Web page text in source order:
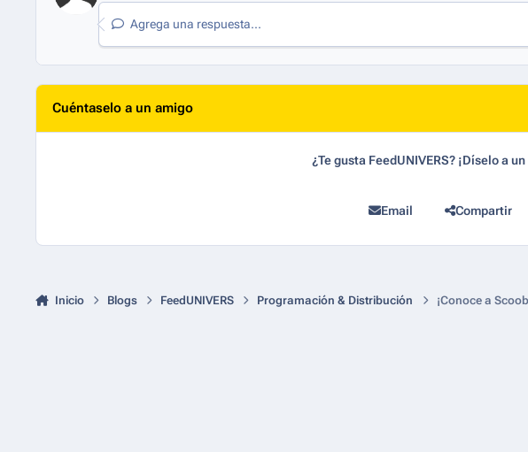
Agrega una respuesta...
Cuéntaselo a un amigo
¿Te gusta FeedUNIVERS? ¡Díselo a
Email Compartir
Inicio Blogs FeedUNIVERS Programación & Distribución ¡Conoce a